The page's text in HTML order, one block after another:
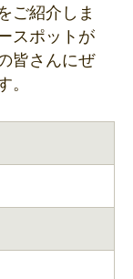
ご紹介しま
スポットが
皆さんにぜ
。